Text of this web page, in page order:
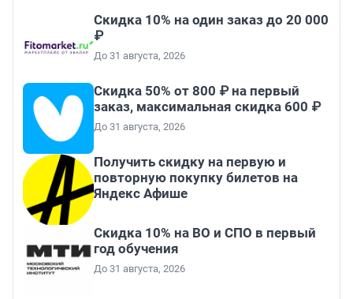
Скидка 10% на один заказ до 20 000
₽
До 31 августа, 2026
Скидка 50% от 800 ₽ на первый
заказ, максимальная скидка 600 ₽
До 31 августа, 2026
Получить скидку на первую и
повторную покупку билетов на
Яндекс Афише
Скидка 10% на ВО и СПО в первый
год обучения
До 31 августа, 2026